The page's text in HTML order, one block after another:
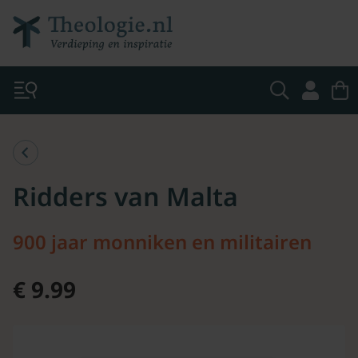
Ridders van Malta
900 jaar monniken en militairen
€ 9.99